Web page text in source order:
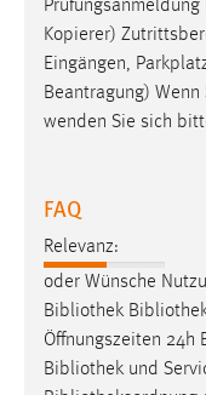
Kopierer)
Eingängen,
Beantragung)
wenden Sie sich
FAQ
Relevanz:
oder Wünsche
Bibliothek
Öffnungszeiten 24h
Bibliothek und